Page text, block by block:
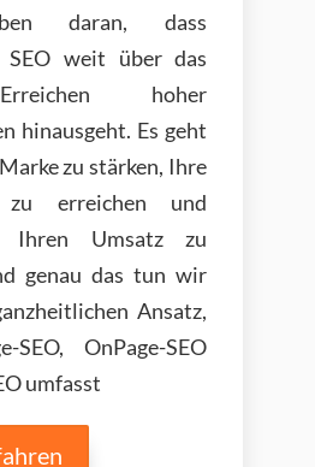
daran, dass
SEO weit über das
hoher
hinausgeht. Es geht
zu stärken, Ihre
zu erreichen und
Ihren Umsatz zu
genau das tun wir
Ansatz,
SEO, OnPage-SEO
umfasst